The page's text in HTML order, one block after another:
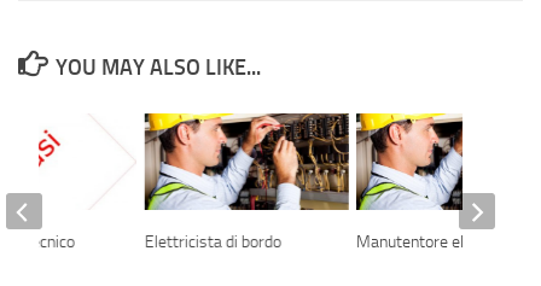
YOU MAY ALSO LIKE...
Elettricista di bordo Manutentore elettrico